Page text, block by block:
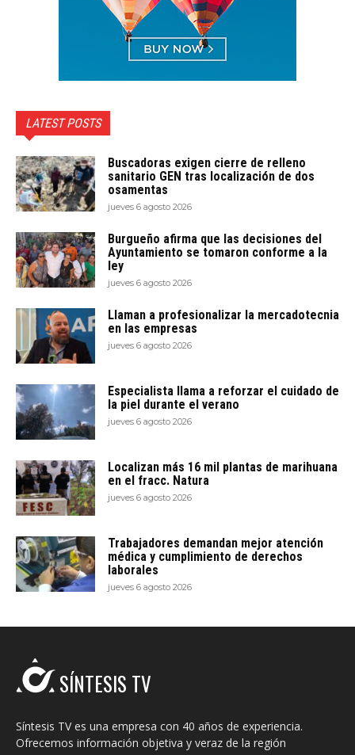
LATEST POSTS
Buscadoras exigen cierre de relleno
sanitario GEN tras localización de dos
osamentas
jueves 6 agosto 2026
Burgueño afirma que las decisiones del
Ayuntamiento se tomaron conforme a la
ley
jueves 6 agosto 2026
Llaman a profesionalizar la mercadotecnia
en las empresas
jueves 6 agosto 2026
Especialista llama a reforzar el cuidado de
la piel durante el verano
jueves 6 agosto 2026
Localizan más 16 mil plantas de marihuana
en el fracc. Natura
jueves 6 agosto 2026
Trabajadores demandan mejor atención
médica y cumplimiento de derechos
laborales
jueves 6 agosto 2026
SÍNTESIS TV
Síntesis TV es una empresa con 40 años de experiencia.
Ofrecemos información objetiva y veraz de la región